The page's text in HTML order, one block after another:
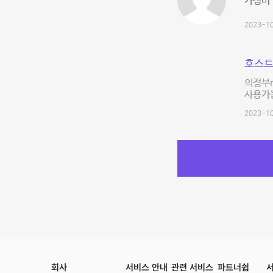
2023-
호스
의정부
사용가
2023-
회사 서비스 안내 관련 서비스 파트너쉽